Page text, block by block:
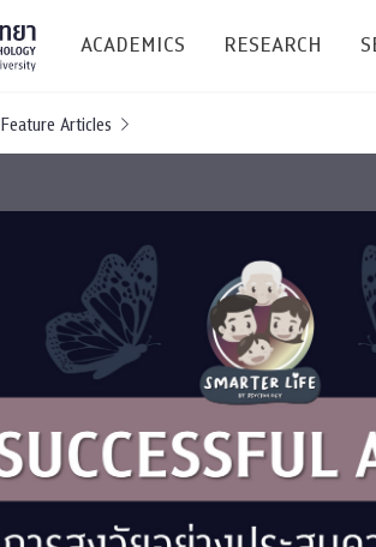
ACADEMICS
Undergraduate
Bachelor of Science
(B.Sc.)
Current Students
RESEARCH
Research
Conference
TICP 2023
SSBW
Feature Articles